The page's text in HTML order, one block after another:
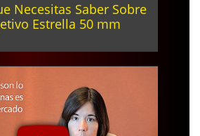
Necesitas Saber Sobre
Estrella 50 mm